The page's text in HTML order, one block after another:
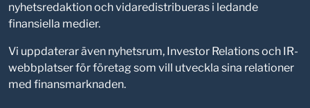
nyhetsredaktion och vidaredistribueras i ledande
finansiella medier.
Vi uppdaterar även nyhetsrum, Investor Relations och IR-
webbplatser för företag som vill utveckla sina relationer
med finansmarknaden.